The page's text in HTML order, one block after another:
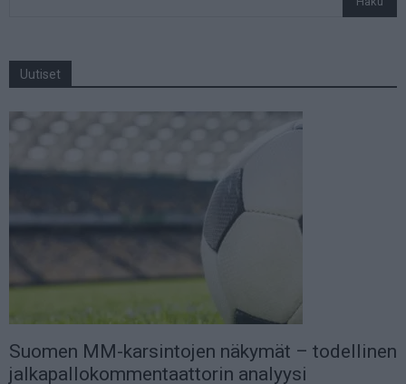
Uutiset
Suomen MM-karsintojen näkymät – todellinen
jalkapallokommentaattorin analyysi